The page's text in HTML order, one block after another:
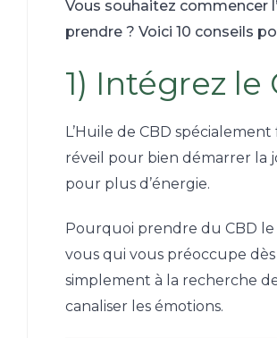
Vous souhaitez commencer
prendre ? Voici 10 conseils
1) Intégrez
L’Huile de CBD
réveil pour bien démarrer la
pour plus d’énergie.
Pourquoi prendre du CBD le
vous qui vous préoccupe
simplement à la recherche
canaliser les émotions.